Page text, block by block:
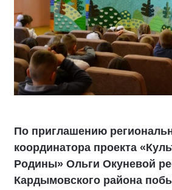
По приглашению
координатора проекта
Родины» Ольги Окуневой
Кардымовского района